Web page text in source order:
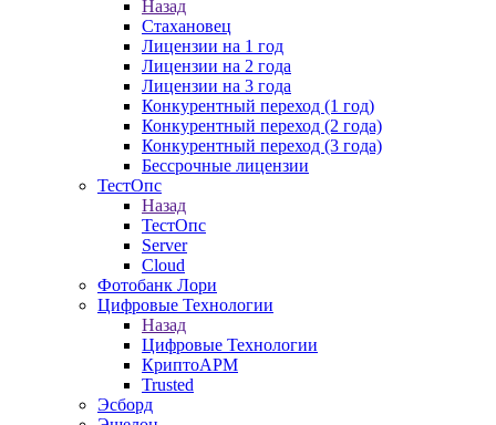
Назад
Стахановец
Лицензии на 1 год
Лицензии на 2 года
Лицензии на 3 года
Конкурентный переход (1 год)
Конкурентный переход (2 года)
Конкурентный переход (3 года)
Бессрочные лицензии
ТестОпс
Назад
ТестОпс
Server
Cloud
Фотобанк Лори
Цифровые Технологии
Назад
Цифровые Технологии
КриптоАРМ
Trusted
Эсборд